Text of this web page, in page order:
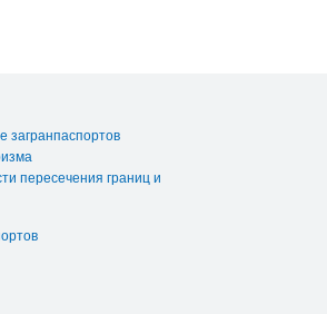
загранпаспортов
пересечения границ и